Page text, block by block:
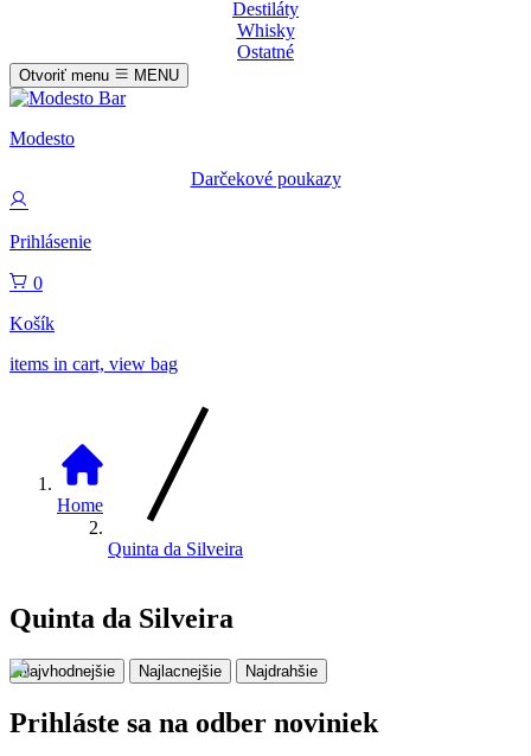
Destiláty
Whisky
Ostatné
Otvoriť menu MENU
Modesto
Darčekové poukazy
Prihlásenie
0
Košík
items in cart, view bag
Home
Quinta da Silveira
Quinta da Silveira
Najvhodnejšie Najlacnejšie Najdrahšie
Prihláste sa na odber noviniek